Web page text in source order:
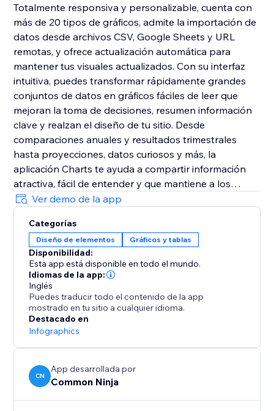
Totalmente responsiva y personalizable, cuenta con
más de 20 tipos de gráficos, admite la importación de
datos desde archivos CSV, Google Sheets y URL
remotas, y ofrece actualización automática para
mantener tus visuales actualizados. Con su interfaz
intuitiva, puedes transformar rápidamente grandes
conjuntos de datos en gráficos fáciles de leer que
mejoran la toma de decisiones, resumen información
clave y realzan el diseño de tu sitio. Desde
comparaciones anuales y resultados trimestrales
hasta proyecciones, datos curiosos y más, la
aplicación Charts te ayuda a compartir información
atractiva, fácil de entender y que mantiene a los
visitantes interesados.
Ver demo de la app
Categorías
Diseño de elementos Gráficos y tablas
Disponibilidad:
Esta app está disponible en todo el mundo.
Idiomas de la app:
Inglés
Puedes traducir todo el contenido de la app
mostrado en tu sitio a cualquier idioma.
Destacado en
Infographics
CN
App desarrollada por
Common Ninja